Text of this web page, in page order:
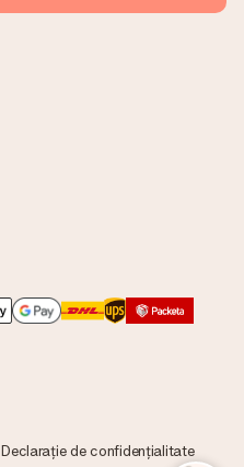
Declarație de confidențialitate